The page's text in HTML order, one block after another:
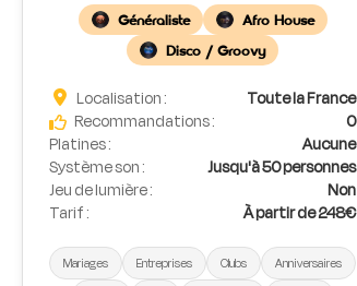
Généraliste
Afro House
Disco / Groovy
Localisation :
Toute la France
Recommandations :
0
Platines :
Aucune
Système son :
Jusqu'à 50 personnes
Jeu de lumière :
Non
Tarif :
À partir de 248€
Mariages Entreprises Clubs
Anniversaires